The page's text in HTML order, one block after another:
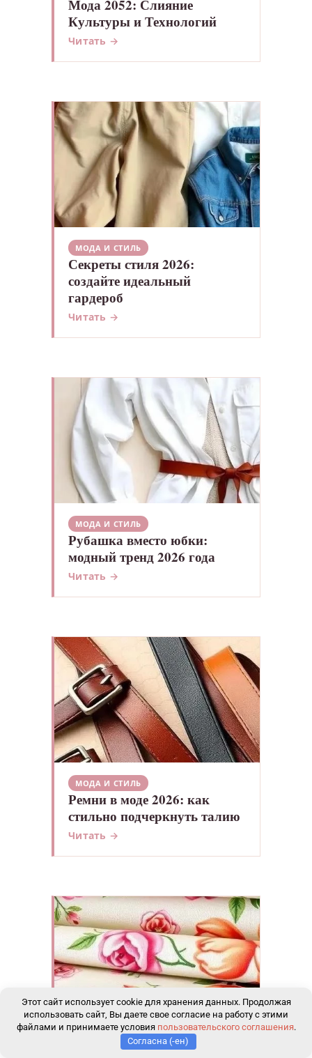
Мода 2052: Слияние
Культуры и Технологий
Читать →
МОДА И СТИЛЬ
Секреты стиля 2026:
создайте идеальный
гардероб
Читать →
МОДА И СТИЛЬ
Рубашка вместо юбки:
модный тренд 2026 года
Читать →
МОДА И СТИЛЬ
Ремни в моде 2026: как
стильно подчеркнуть талию
Читать →
МОДА И СТИЛЬ
Этот сайт использует cookie для хранения данных. Продолжая
использовать сайт, Вы даете свое согласие на работу с этими
файлами и принимаете условия пользовательского соглашения.
Согласна (-ен)